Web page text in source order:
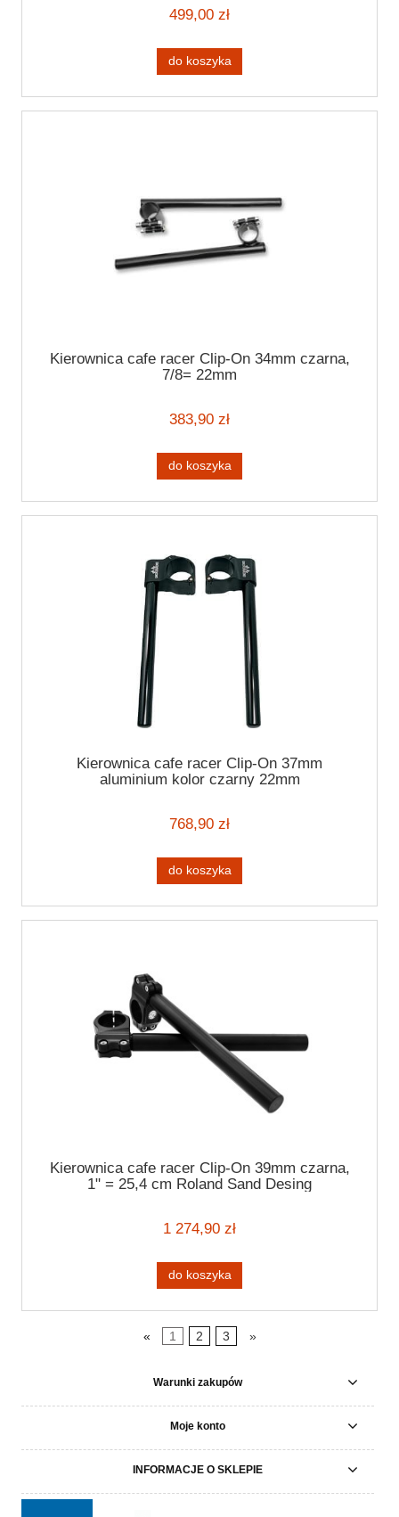
499,00 zł
do koszyka
Kierownica cafe racer Clip-On 34mm czarna,
7/8= 22mm
383,90 zł
do koszyka
Kierownica cafe racer Clip-On 37mm
aluminium kolor czarny 22mm
768,90 zł
do koszyka
Kierownica cafe racer Clip-On 39mm czarna,
1" = 25,4 cm Roland Sand Desing
1 274,90 zł
do koszyka
« 1 2 3 »
Warunki zakupów
Moje konto
INFORMACJE O SKLEPIE